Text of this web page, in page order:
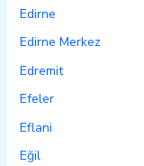
Edirne
Edirne Merkez
Edremit
Efeler
Eflani
Eğil